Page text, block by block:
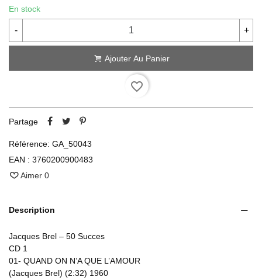
En stock
- +
Ajouter Au Panier
favorite_border
Partage
Référence: GA_50043
EAN : 3760200900483
Aimer 0
Description
Jacques Brel – 50 Succes
CD 1
01- QUAND ON N’A QUE L’AMOUR
(Jacques Brel) (2:32) 1960